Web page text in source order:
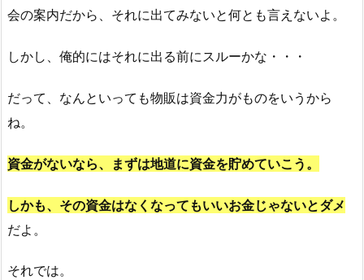
会の案内だから、それに出てみないと何とも言えないよ。
しかし、俺的にはそれに出る前にスルーかな・・・
だって、なんといっても物販は資金力がものをいうから
ね。
資金がないなら、まずは地道に資金を貯めていこう。
しかも、その資金はなくなってもいいお金じゃないとダメ
だよ。
それでは。